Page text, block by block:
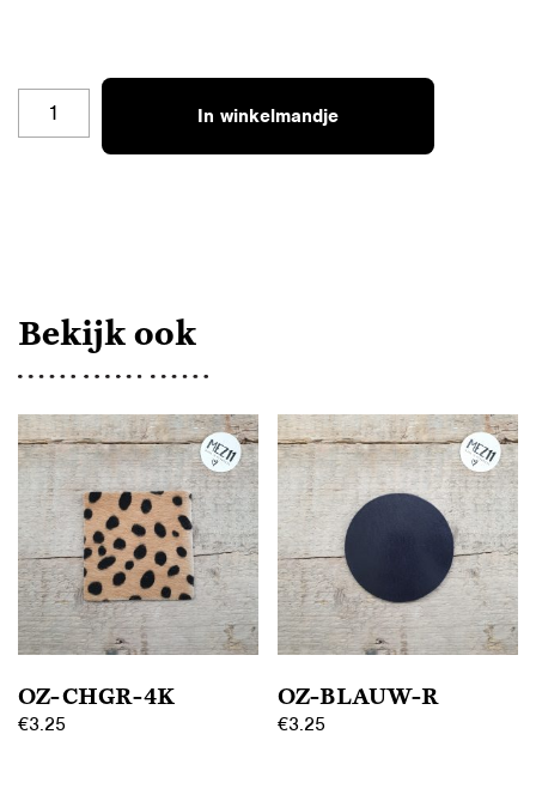
In winkelmandje
Bekijk ook
OZ-CHGR-4K
€3.25
OZ-BLAUW-R
€3.25